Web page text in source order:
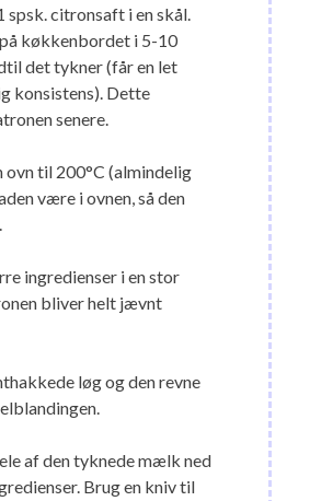
spsk. citronsaft i en skål.
køkkenbordet i 5-10
det tykner (får en let
konsistens). Dette
senere.
ovn til 200°C (almindelig
være i ovnen, så den
ingredienser i en stor
bliver helt jævnt
løg og den revne
af den tyknede mælk ned
Brug en kniv til